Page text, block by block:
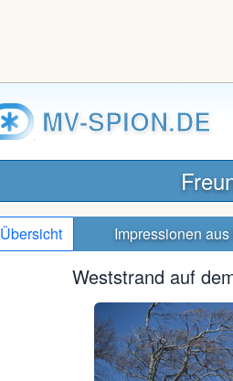
MV-SPION.DE
Übersicht Impressionen aus
Weststrand auf